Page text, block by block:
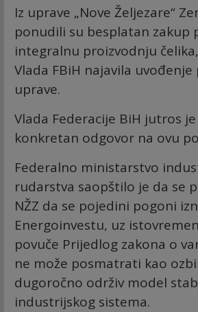
Iz uprave „Nove Željezare“
ponudili su besplatan zakup
integralnu proizvodnju
Vlada FBiH najavila
uprave.
Vlada Federacije BiH jutros
konkretan odgovor na ovu
Federalno ministarstvo
rudarstva saopštilo je da se
NŽZ da se pojedini pogoni
Energoinvestu, uz
povuče Prijedlog zakona o
ne može posmatrati kao
dugoročno održiv model
industrijskog sistema.